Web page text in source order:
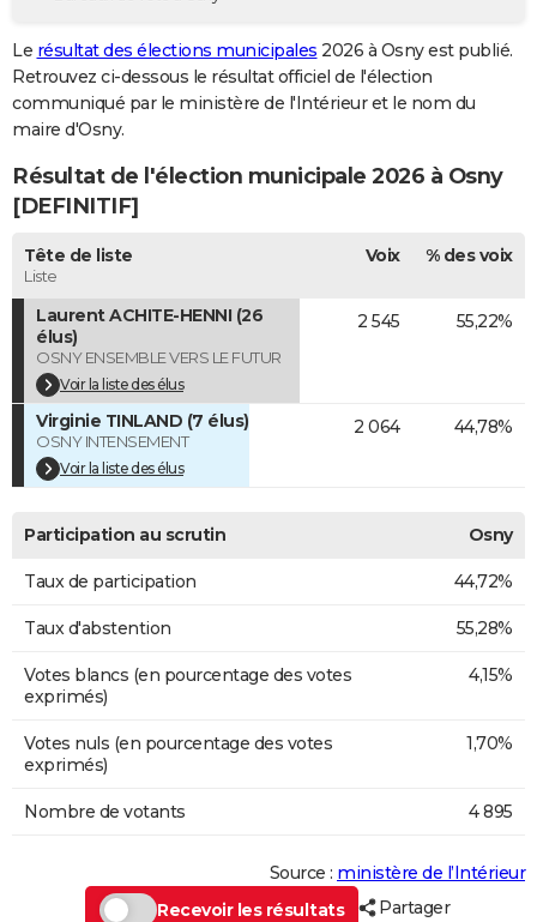
GUIDES D'ACHAT
BONS PLANS
CARTE DE VOEUX
Carte de Noël
Carte Bonne année
Carte Saint-Valentin
Carte Pâques
Carte d'anniversaire
DICTIONNAIRE
Dictionnaire
Biographies
Citations
Expressions
Proverbes
PROGRAMME TV
COPAINS D'AVANT
S'inscrire
Se connecter
Lycées
Collèges
Primaires
Universités
Entreprises
Service militaire
Avis de recherche
AVIS DE DÉCÈS
FORUM
Bricolage
Lifestyle
Culture
Sport
Auto
Television
Voyage
Cinema
Le résultat des élections municipales 2026 à Osny est publié.
Retrouvez ci-dessous le résultat officiel de l'élection
communiqué par le ministère de l'Intérieur et le nom du
maire d'Osny.
Résultat de l'élection municipale 2026 à Osny
[DEFINITIF]
Tête de liste
Liste
Voix % des voix
Laurent ACHITE-HENNI (26
élus)
OSNY ENSEMBLE VERS LE FUTUR
Voir la liste des élus
2 545 55,22%
Virginie TINLAND (7 élus)
OSNY INTENSEMENT
Voir la liste des élus
2 064 44,78%
Participation au scrutin Osny
Taux de participation 44,72%
Taux d'abstention 55,28%
Votes blancs (en pourcentage des votes
exprimés)
4,15%
Votes nuls (en pourcentage des votes
exprimés)
1,70%
Nombre de votants 4 895
Source : ministère de l’Intérieur
Recevoir les résultats
Partager